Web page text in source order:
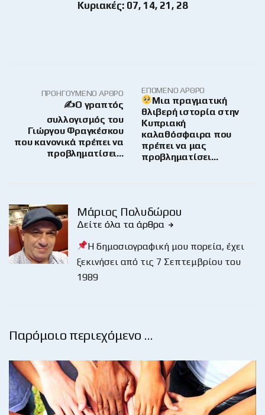
Κυριακές: 07, 14, 21, 28
ΠΡΟΗΓΟΎΜΕΝΟ ΆΡΘΡΟ
✍️Ο γραπτός
συλλογισμός του
Γιώργου Φραγκέσκου
που κανονικά πρέπει να
προβληματίσει…
ΕΠΌΜΕΝΟ ΆΡΘΡΟ
Μια πραγματική
θλιβερή ιστορία στην
Κυπριακή
καλαθόσφαιρα που
πρέπει να μας
προβληματίσει…
Μάριος Πολυδώρου
Δείτε όλα τα άρθρα
Η δημοσιογραφική μου πορεία, έχει
ξεκινήσει από τις 7 Σεπτεμβρίου του
1989
Παρόμοιο περιεχόμενο …